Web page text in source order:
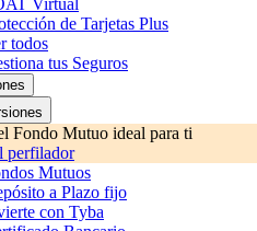
Virtual
de Tarjetas Plus
todos
tus Seguros
Fondo Mutuo ideal para ti
perfilador
Mutuos
a Plazo fijo
con Tyba